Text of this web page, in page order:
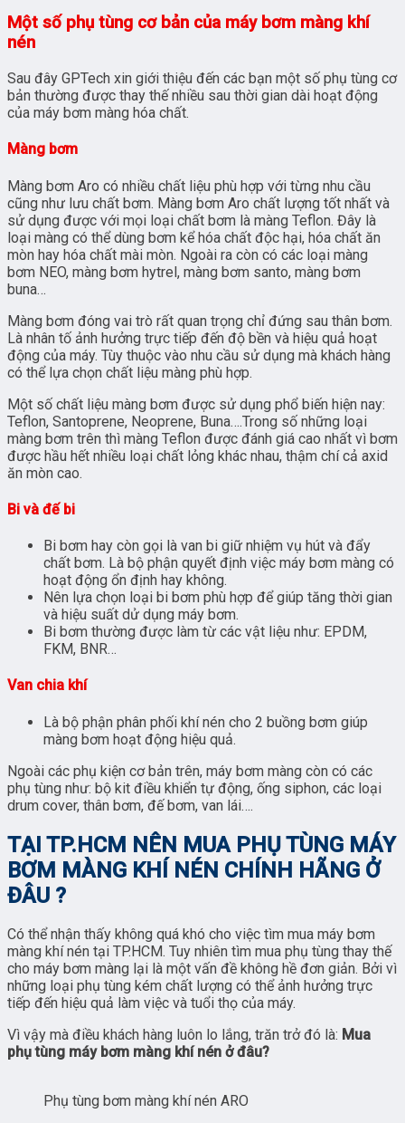
Một số phụ tùng cơ bản của máy bơm màng khí
nén
Sau đây GPTech xin giới thiệu đến các bạn một số phụ tùng cơ
bản thường được thay thế nhiều sau thời gian dài hoạt động
của máy bơm màng hóa chất.
Màng bơm
Màng bơm Aro có nhiều chất liệu phù hợp với từng nhu cầu
cũng như lưu chất bơm. Màng bơm Aro chất lượng tốt nhất và
sử dụng được với mọi loại chất bơm là màng Teflon. Đây là
loại màng có thể dùng bơm kể hóa chất độc hại, hóa chất ăn
mòn hay hóa chất mài mòn. Ngoài ra còn có các loại màng
bơm NEO, màng bơm hytrel, màng bơm santo, màng bơm
buna…
Màng bơm đóng vai trò rất quan trọng chỉ đứng sau thân bơm.
Là nhân tố ảnh hưởng trực tiếp đến độ bền và hiệu quả hoạt
động của máy. Tùy thuộc vào nhu cầu sử dụng mà khách hàng
có thể lựa chọn chất liệu màng phù hợp.
Một số chất liệu màng bơm được sử dụng phổ biến hiện nay:
Teflon, Santoprene, Neoprene, Buna….Trong số những loại
màng bơm trên thì màng Teflon được đánh giá cao nhất vì bơm
được hầu hết nhiều loại chất lỏng khác nhau, thậm chí cả axid
ăn mòn cao.
Bi và đế bi
Bi bơm hay còn gọi là van bi giữ nhiệm vụ hút và đẩy
chất bơm. Là bộ phận quyết định việc máy bơm màng có
hoạt động ổn định hay không.
Nên lựa chọn loại bi bơm phù hợp để giúp tăng thời gian
và hiệu suất dử dụng máy bơm.
Bi bơm thường được làm từ các vật liệu như: EPDM,
FKM, BNR…
Van chia khí
Là bộ phận phân phối khí nén cho 2 buồng bơm giúp
màng bơm hoạt động hiệu quả.
Ngoài các phụ kiện cơ bản trên, máy bơm màng còn có các
phụ tùng như: bộ kit điều khiển tự động, ống siphon, các loại
drum cover, thân bơm, đế bơm, van lái….
TẠI TP.HCM NÊN MUA PHỤ TÙNG MÁY
BƠM MÀNG KHÍ NÉN CHÍNH HÃNG Ở
ĐÂU ?
Có thể nhận thấy không quá khó cho việc tìm mua máy bơm
màng khí nén tại TP.HCM. Tuy nhiên tìm mua phụ tùng thay thế
cho máy bơm màng lại là một vấn đề không hề đơn giản. Bởi vì
những loại phụ tùng kém chất lượng có thể ảnh hưởng trực
tiếp đến hiệu quả làm việc và tuổi thọ của máy.
Vì vậy mà điều khách hàng luôn lo lắng, trăn trở đó là: Mua
phụ tùng máy bơm màng khí nén ở đâu?
Phụ tùng bơm màng khí nén ARO